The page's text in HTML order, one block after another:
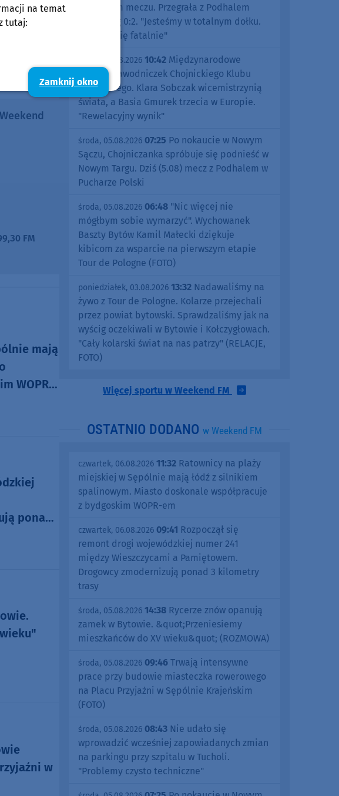
jeżeli
FM
mają
WOPR-
ponad
w
pierwszym meczu. Przegrała z Podhalem
Nowy Targ 0:2. "Jesteśmy w totalnym dołku.
Czujemy się fatalnie"
środa, 05.08.2026 10:42 Międzynarodowe
sukcesy zawodniczek Chojnickiego Klubu
Żeglarskiego. Klara Sobczak wicemistrzynią
świata, a Basia Gmurek trzecia w Europie.
"Rewelacyjny wynik"
środa, 05.08.2026 07:25 Po nokaucie w Nowym
Sączu, Chojniczanka spróbuje się podnieść w
Nowym Targu. Dziś (5.08) mecz z Podhalem w
Pucharze Polski
środa, 05.08.2026 06:48 "Nic więcej nie
mógłbym sobie wymarzyć". Wychowanek
Baszty Bytów Kamil Małecki dziękuje
kibicom za wsparcie na pierwszym etapie
Tour de Pologne (FOTO)
poniedziałek, 03.08.2026 13:32 Nadawaliśmy na
żywo z Tour de Pologne. Kolarze przejechali
przez powiat bytowski. Sprawdzaliśmy jak na
wyścig oczekiwali w Bytowie i Kołczygłowach.
"Cały kolarski świat na nas patrzy" (RELACJE,
FOTO)
Więcej sportu w Weekend FM
OSTATNIO DODANO w Weekend FM
czwartek, 06.08.2026 11:32 Ratownicy na plaży
miejskiej w Sępólnie mają łódź z silnikiem
spalinowym. Miasto doskonale współpracuje
z bydgoskim WOPR-em
czwartek, 06.08.2026 09:41 Rozpoczął się
remont drogi wojewódzkiej numer 241
między Wieszczycami a Pamiętowem.
Drogowcy zmodernizują ponad 3 kilometry
trasy
środa, 05.08.2026 14:38 Rycerze znów opanują
zamek w Bytowie. &quot;Przeniesiemy
mieszkańców do XV wieku&quot; (ROZMOWA)
środa, 05.08.2026 09:46 Trwają intensywne
prace przy budowie miasteczka rowerowego
na Placu Przyjaźni w Sępólnie Krajeńskim
(FOTO)
środa, 05.08.2026 08:43 Nie udało się
wprowadzić wcześniej zapowiadanych zmian
na parkingu przy szpitalu w Tucholi.
"Problemy czysto techniczne"
na temat
tutaj:
Zamknij okno